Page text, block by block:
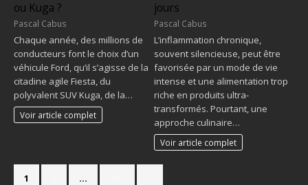
ou Kuga ?
Pascal Cabus
Chaque année, des millions de
conducteurs font le choix d’un
véhicule Ford, qu’il s’agisse de la
citadine agile Fiesta, du
polyvalent SUV Kuga, de la…
Voir article complet
jours
Pascal Cabus
L’inflammation chronique,
souvent silencieuse, peut être
favorisée par un mode de vie
intense et une alimentation trop
riche en produits ultra-
transformés. Pourtant, une
approche culinaire…
Voir article complet
1 …